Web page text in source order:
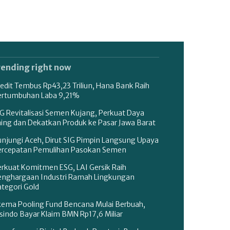
right now
Tembus Rp43,23 Triliun, Hana Bank Raih
Laba 9,21%
Revitalisasi Semen Kujang, Perkuat Daya
dan Dekatkan Produk ke Pasar Jawa Barat
Aceh, Dirut SIG Pimpin Langsung Upaya
Pemulihan Pasokan Semen
Komitmen ESG, LAI Gersik Raih
Industri Ramah Lingkungan
Gold
Pooling Fund Bencana Mulai Berbuah,
Bayar Klaim BMN Rp17,6 Miliar